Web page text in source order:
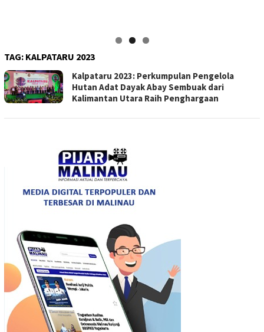
TAG: KALPATARU 2023
Kalpataru 2023: Perkumpulan Pengelola
Hutan Adat Dayak Abay Sembuak dari
Kalimantan Utara Raih Penghargaan